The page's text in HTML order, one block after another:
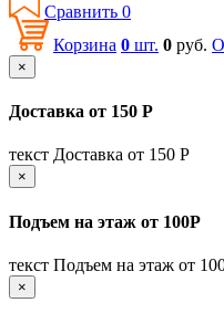
Сравнить 0
Корзина 0 шт. 0 руб.
×
Доставка от 150 Р
текст Доставка от 150 Р
×
Подъем на этаж от 100Р
текст Подъем на этаж от
×